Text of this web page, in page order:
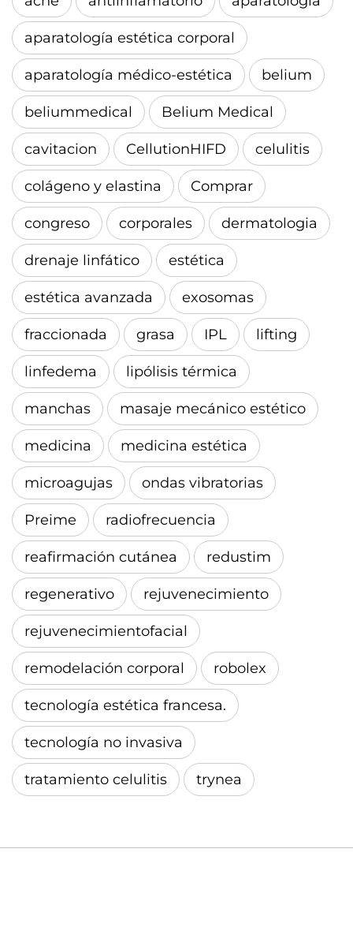
aparatología estética corporal
aparatología médico-estética belium
beliummedical Belium Medical
cavitacion CellutionHIFD celulitis
colágeno y elastina Comprar
congreso corporales dermatologia
drenaje linfático estética
estética avanzada exosomas
fraccionada grasa IPL lifting
linfedema lipólisis térmica
manchas masaje mecánico estético
medicina medicina estética
microagujas ondas vibratorias
Preime radiofrecuencia
reafirmación cutánea redustim
regenerativo rejuvenecimiento
rejuvenecimientofacial
remodelación corporal robolex
tecnología estética francesa.
tecnología no invasiva
tratamiento celulitis trynea